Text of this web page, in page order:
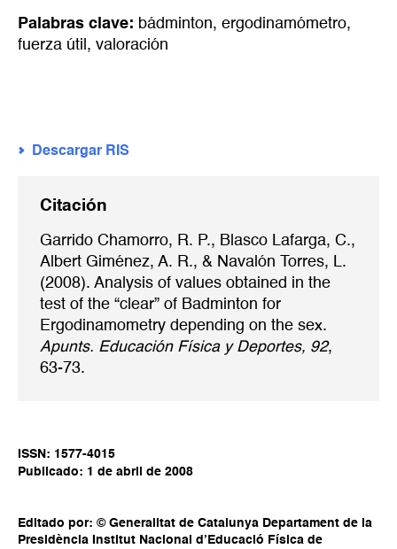
Palabras clave: bádminton, ergodinamómetro,
fuerza útil , valoración
Descargar RIS
Citación
Garrido Chamorro, R. P., Blasco Lafarga, C.,
Albert Giménez, A. R., & Navalón Torres, L.
(2008). Analysis of values obtained in the
test of the “clear” of Badminton for
Ergodinamometry depending on the sex.
Apunts. Educación Física y Deportes, 92,
63-73.
ISSN: 1577-4015
Publicado: 1 de abril de 2008
Editado por: © Generalitat de Catalunya Departament de la
Presidència Institut Nacional d’Educació Física de